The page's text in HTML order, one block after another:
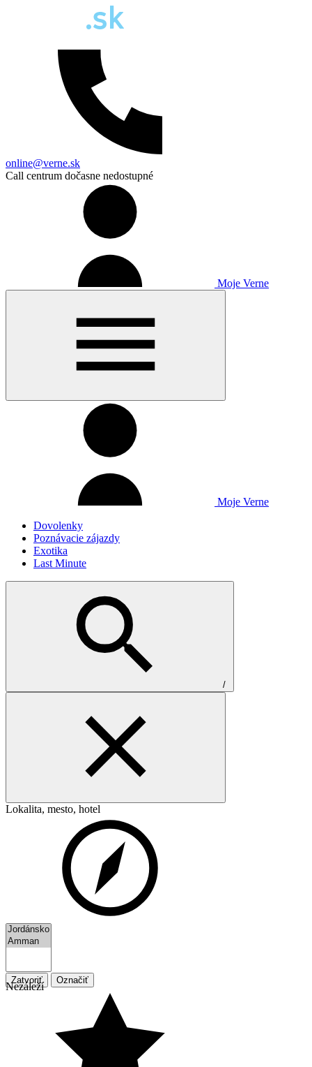
online@verne.sk
Call centrum dočasne nedostupné
Moje Verne
Moje Verne
Dovolenky
Poznávacie zájazdy
Exotika
Last Minute
/
Lokalita, mesto, hotel
Zatvoriť Označiť
Nezáleží